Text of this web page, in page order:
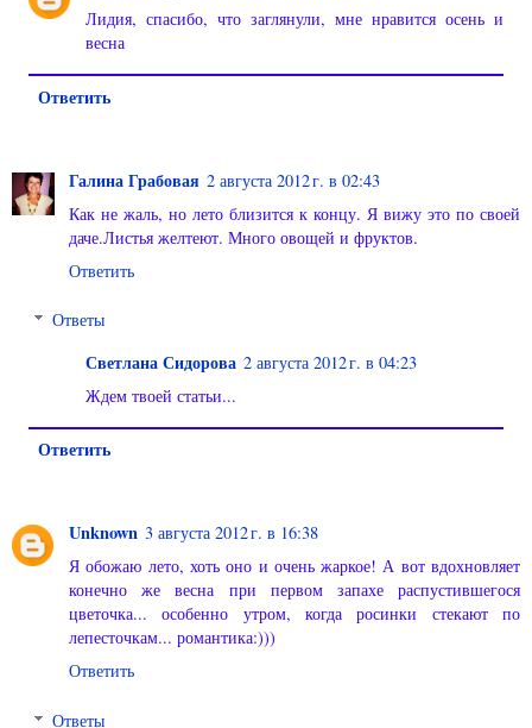
Лидия, спасибо, что заглянули, мне нравится осень и
весна
Ответить
Галина Грабовая 2 августа 2012 г. в 02:43
Как не жаль, но лето близится к концу. Я вижу это по своей
даче.Листья желтеют. Много овощей и фруктов.
Ответить
Ответы
Светлана Сидорова 2 августа 2012 г. в 04:23
Ждем твоей статьи...
Ответить
Unknown 3 августа 2012 г. в 16:38
Я обожаю лето, хоть оно и очень жаркое! А вот вдохновляет
конечно же весна при первом запахе распустившегося
цветочка... особенно утром, когда росинки стекают по
лепесточкам... романтика:)))
Ответить
Ответы